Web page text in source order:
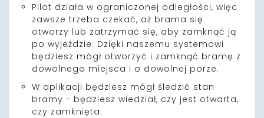
Pilot działa w ograniczonej odległości, więc
zawsze trzeba czekać, aż brama się
otworzy lub zatrzymać się, aby zamknąć ją
po wyjeździe. Dzięki naszemu systemowi
będziesz mógł otworzyć i zamknąć bramę z
dowolnego miejsca i o dowolnej porze.
W aplikacji będziesz mógł śledzić stan
bramy - będziesz wiedział, czy jest otwarta,
czy zamknięta.